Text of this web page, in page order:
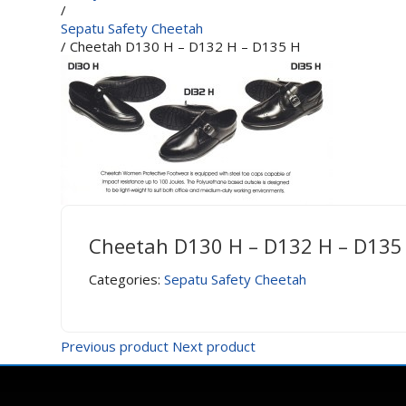
/
Sepatu Safety Cheetah
/ Cheetah D130 H – D132 H – D135 H
Cheetah D130 H – D132 H –
Categories:Sepatu Safety Cheetah
Previous product Next product